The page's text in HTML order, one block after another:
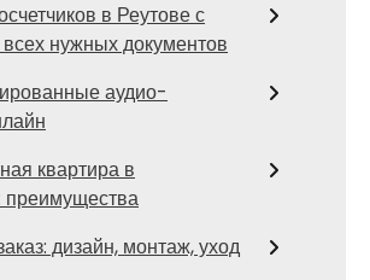
в Реутове с
нужных документов
аудио-
квартира в
преимущества
дизайн, монтаж, уход